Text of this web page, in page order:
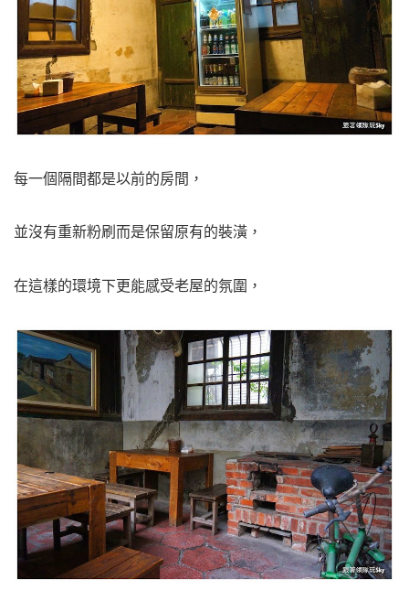
每一個隔間都是以前的房間，
並沒有重新粉刷而是保留原有的裝潢，
在這樣的環境下更能感受老屋的氛圍，